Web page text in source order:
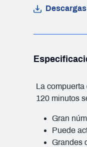
Descargas
La
120 minutos
Gran
Puede
Grandes